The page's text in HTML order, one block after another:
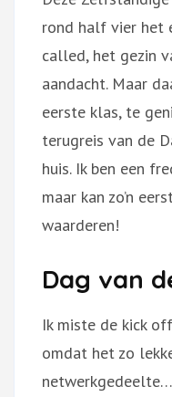
rond half vier het
called, het gezin
aandacht. Maar
eerste klas, te
terugreis van de
huis. Ik ben een
maar kan zo’n
waarderen!
Dag van
Ik miste de kick
omdat het zo